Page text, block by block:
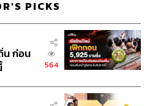
วมูน (ซ้าย), สาคูเผือกมะพร้าว
PICKS
น ก่อน
564